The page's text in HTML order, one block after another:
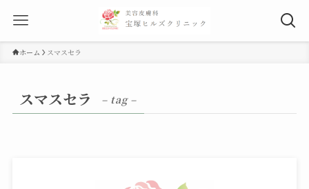
ホーム スマスセラ
スマスセラ – tag –